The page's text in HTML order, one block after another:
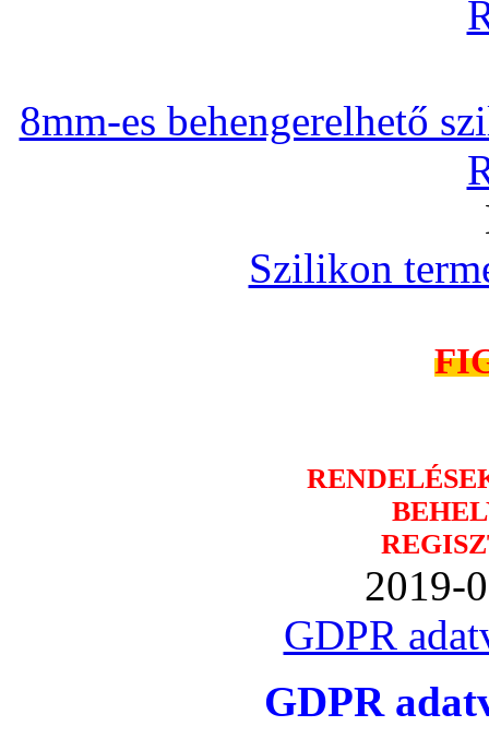
8mm-es behengerelhető
Szilikon
2019-
GDPR
GDPR